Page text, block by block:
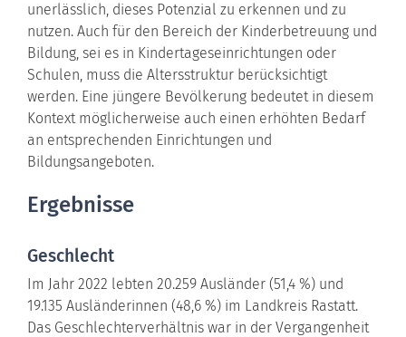
unerlässlich, dieses Potenzial zu erkennen und zu
nutzen. Auch für den Bereich der Kinderbetreuung und
Bildung, sei es in Kindertageseinrichtungen oder
Schulen, muss die Altersstruktur berücksichtigt
werden. Eine jüngere Bevölkerung bedeutet in diesem
Kontext möglicherweise auch einen erhöhten Bedarf
an entsprechenden Einrichtungen und
Bildungsangeboten.
Ergebnisse
Geschlecht
Im Jahr 2022 lebten 20.259 Ausländer (51,4 %) und
19.135 Ausländerinnen (48,6 %) im Landkreis Rastatt.
Das Geschlechterverhältnis war in der Vergangenheit